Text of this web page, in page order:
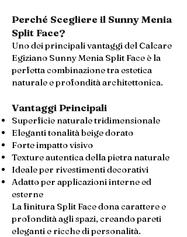
Perché Scegliere il Sunny Menia
Split Face?
Uno dei principali vantaggi del Calcare
Egiziano Sunny Menia Split Face è la
perfetta combinazione tra estetica
naturale e profondità architettonica.
Vantaggi Principali
Superficie naturale tridimensionale
Eleganti tonalità beige dorato
Forte impatto visivo
Texture autentica della pietra naturale
Ideale per rivestimenti decorativi
Adatto per applicazioni interne ed
esterne
La finitura Split Face dona carattere e
profondità agli spazi, creando pareti
eleganti e ricche di personalità.